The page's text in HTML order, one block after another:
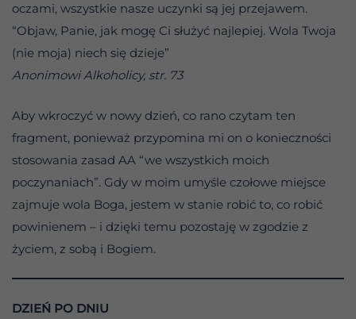
oczami, wszystkie nasze uczynki są jej przejawem.
“Objaw, Panie, jak mogę Ci służyć najlepiej. Wola Twoja
(nie moja) niech się dzieje”
Anonimowi Alkoholicy, str. 73
Aby wkroczyć w nowy dzień, co rano czytam ten
fragment, ponieważ przypomina mi on o konieczności
stosowania zasad AA “we wszystkich moich
poczynaniach”. Gdy w moim umyśle czołowe miejsce
zajmuje wola Boga, jestem w stanie robić to, co robić
powinienem – i dzięki temu pozostaję w zgodzie z
życiem, z sobą i Bogiem.
DZIEŃ PO DNIU